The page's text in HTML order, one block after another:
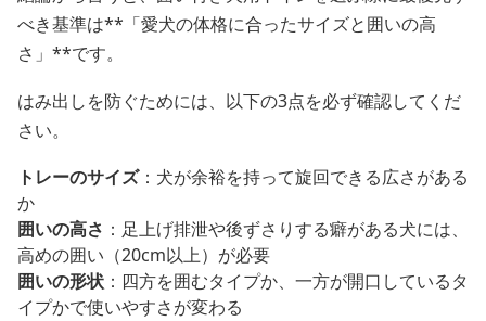
べき基準は**「愛犬の体格に合ったサイズと囲いの高
さ」**です。
はみ出しを防ぐためには、以下の3点を必ず確認してくだ
さい。
トレーのサイズ：犬が余裕を持って旋回できる広さがある
か
囲いの高さ ：足上げ排泄や後ずさりする癖がある犬には、
高めの囲い（20cm以上）が必要
囲いの形状 ：四方を囲むタイプか、一方が開口しているタ
イプかで使いやすさが変わる